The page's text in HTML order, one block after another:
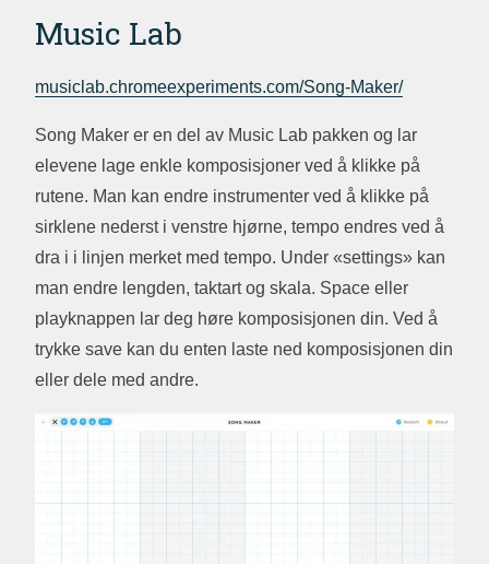
Music Lab
musiclab.chromeexperiments.com/Song-Maker/
Song Maker er en del av Music Lab pakken og lar
elevene lage enkle komposisjoner ved å klikke på
rutene. Man kan endre instrumenter ved å klikke på
sirklene nederst i venstre hjørne, tempo endres ved å
dra i i linjen merket med tempo. Under «settings» kan
man endre lengden, taktart og skala. Space eller
playknappen lar deg høre komposisjonen din. Ved å
trykke save kan du enten laste ned komposisjonen din
eller dele med andre.